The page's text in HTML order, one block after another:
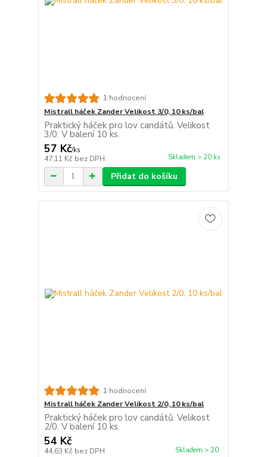
1 hodnocení
Mistrall háček Zander Velikost 3/0, 10 ks/bal
Praktický háček pro lov candátů. Velikost
3/0. V balení 10 ks.
57 Kč/ks
47,11 Kč bez DPH Skladem > 20 ks
Přidat do košíku
1 hodnocení
Mistrall háček Zander Velikost 2/0, 10 ks/bal
Praktický háček pro lov candátů. Velikost
2/0. V balení 10 ks.
54 Kč
44,63 Kč bez DPH Skladem > 20